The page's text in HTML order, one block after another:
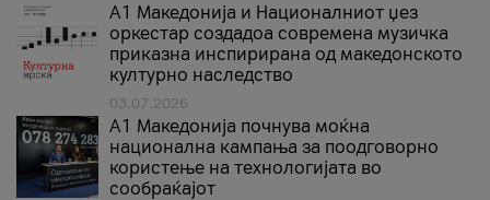
А1 Македонија и Националниот џез
оркестар создадоа современа музичка
приказна инспирирана од македонското
културно наследство
03.07.2026
A1 Македонија почнува моќна
национална кампања за поодговорно
користење на технологијата во
сообраќајот